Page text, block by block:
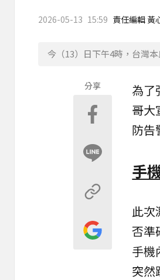
2026-05-13 15:59 責任編輯 黃
今（13）日下午4時，台灣
分享 為了
哥大
防告
手
此次
否準
手機
突然